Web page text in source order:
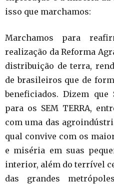
isso que marchamos:
Marchamos para
realização da Reforma
distribuição de terra,
de brasileiros que de
beneficiados. Dizem
para os SEM TERRA,
com uma das
qual convive com os
e miséria em suas
interior, além do terrível
das grandes